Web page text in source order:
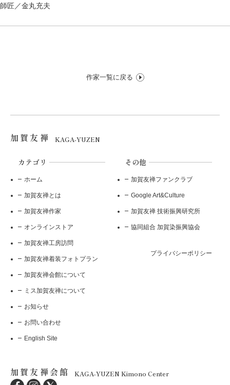
師匠／金丸充夫
作家一覧に戻る
加賀友禅 KAGA-YUZEN
カテゴリ
ホーム
加賀友禅とは
加賀友禅作家
オンラインストア
加賀友禅工房訪問
加賀友禅着装フォトプラン
加賀友禅会館について
ミス加賀友禅について
お知らせ
お問い合わせ
English Site
その他
加賀友禅ファンクラブ
Google Art&Culture
加賀友禅 技術振興研究所
協同組合 加賀染振興協会
プライバシーポリシー
加賀友禅会館 KAGA-YUZEN Kimono Center